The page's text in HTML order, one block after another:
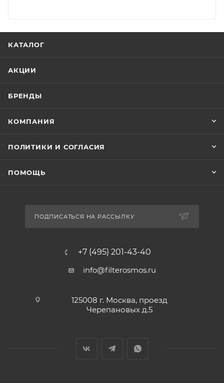
КАТАЛОГ
АКЦИИ
БРЕНДЫ
КОМПАНИЯ
ПОЛИТИКИ И СОГЛАСИЯ
ПОМОЩЬ
ПОДПИСАТЬСЯ НА РАССЫЛКУ
+7 (495) 201-43-40
info@filterosmos.ru
125008 г. Москва, проезд
Черепановых д.5